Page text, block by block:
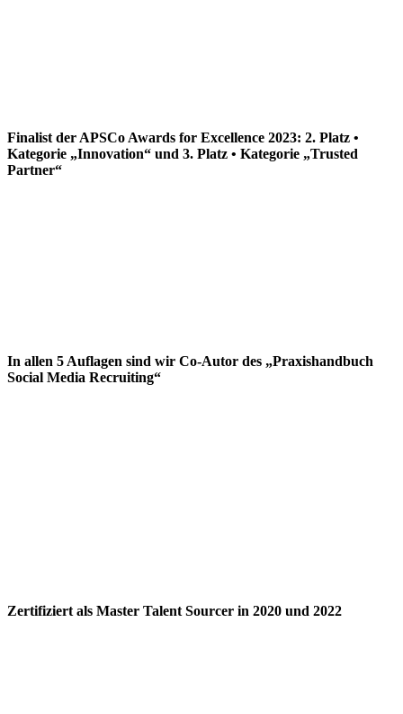
Finalist der APSCo Awards for Excellence 2023: 2. Platz •
Kategorie „Innovation“ und 3. Platz • Kategorie „Trusted
Partner“
In allen 5 Auflagen sind wir Co-Autor des „Praxishandbuch
Social Media Recruiting“
Zertifiziert als Master Talent Sourcer in 2020 und 2022